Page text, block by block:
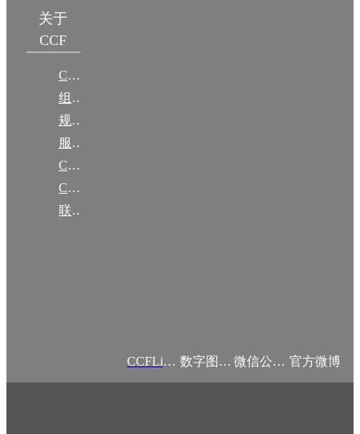
关于
CCF
CCF简介
组织机构
规章
服务项目
CCF大事记
CCF创建60周年
联系我们
CCFLink APP 数字图书馆 微信公众号 官方微博